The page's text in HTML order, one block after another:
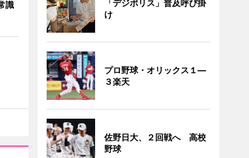
識
「デジポリス」普及呼び掛
け
プロ野球・オリックス１―
３楽天
佐野日大、２回戦へ 高校
野球